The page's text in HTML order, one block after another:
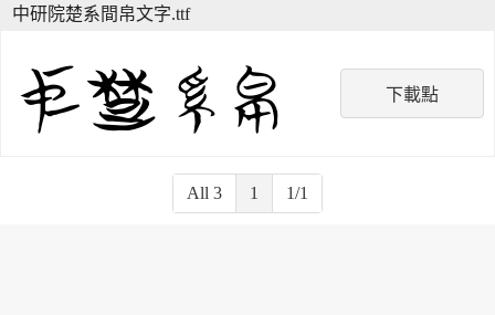
下載點
中研院楚系間帛文字.ttf
All 3 1 1/1